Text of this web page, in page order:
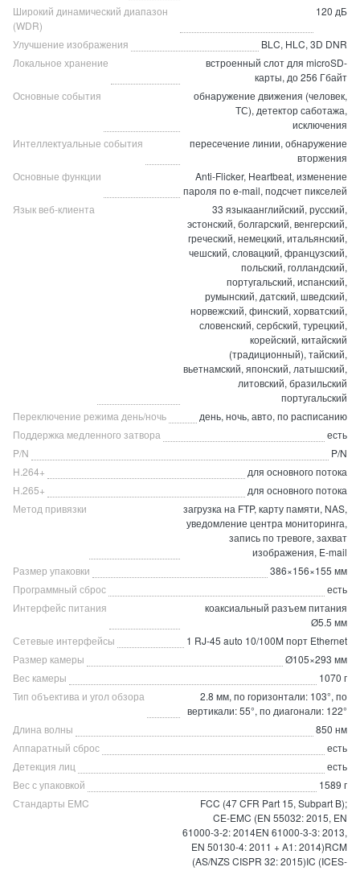
Широкий динамический диапазон
(WDR)
120 дБ
Улучшение изображения
BLC, HLC, 3D DNR
Локальное хранение
встроенный слот для microSD-
карты, до 256 Гбайт
Основные события
обнаружение движения (человек,
ТС), детектор саботажа,
исключения
Интеллектуальные события
пересечение линии, обнаружение
вторжения
Основные функции
Anti-Flicker, Heartbeat, изменение
пароля по e-mail, подсчет пикселей
Язык веб-клиента
33 языкаанглийский, русский,
эстонский, болгарский, венгерский,
греческий, немецкий, итальянский,
чешский, словацкий, французский,
польский, голландский,
португальский, испанский,
румынский, датский, шведский,
норвежский, финский, хорватский,
словенский, сербский, турецкий,
корейский, китайский
(традиционный), тайский,
вьетнамский, японский, латышский,
литовский, бразильский
португальский
Переключение режима день/ночь
день, ночь, авто, по расписанию
Поддержка медленного затвора
есть
P/N
P/N
H.264+
для основного потока
H.265+
для основного потока
Метод привязки
загрузка на FTP, карту памяти, NAS,
уведомление центра мониторинга,
запись по тревоге, захват
изображения, E-mail
Размер упаковки
386×156×155 мм
Программный сброс
есть
Интерфейс питания
коаксиальный разъем питания
Ø5.5 мм
Сетевые интерфейсы
1 RJ-45 auto 10/100M порт Ethernet
Размер камеры
Ø105×293 мм
Вес камеры
1070 г
Тип объектива и угол обзора
2.8 мм, по горизонтали: 103°, по
вертикали: 55°, по диагонали: 122°
Длина волны
850 нм
Аппаратный сброс
есть
Детекция лиц
есть
Вес с упаковкой
1589 г
Стандарты EMC
FCC (47 CFR Part 15, Subpart B);
CE-EMC (EN 55032: 2015, EN
61000-3-2: 2014EN 61000-3-3: 2013,
EN 50130-4: 2011 + A1: 2014)RCM
(AS/NZS CISPR 32: 2015)IC (ICES-